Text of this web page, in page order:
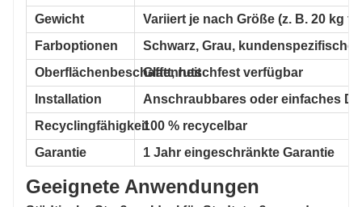
Gewicht
Variiert je nach Größe (z. B. 20 kg
Farboptionen
Schwarz, Grau, kundenspezifische
OberflächenbeschaffenheitGlatt, rutschfest verfügbar
Installation
Anschraubbares oder einfaches
Recyclingfähigkeit100 % recycelbar
Garantie
1 Jahr eingeschränkte Garantie
Geeignete Anwendungen